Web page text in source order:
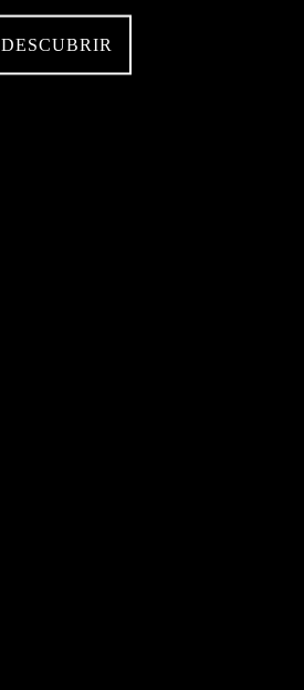
DESCUBRIR